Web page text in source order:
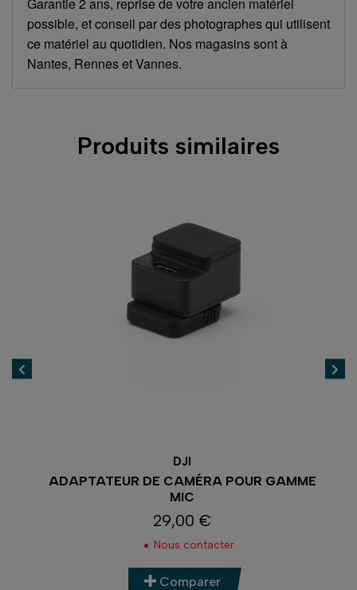
Garantie 2 ans, reprise de votre ancien matériel
possible, et conseil par des photographes qui utilisent
ce matériel au quotidien. Nos magasins sont à
Nantes, Rennes et Vannes.
Produits similaires
DJI
ADAPTATEUR DE CAMÉRA POUR GAMME
MIC
Prix
29,00 €
Nous contacter
Comparer